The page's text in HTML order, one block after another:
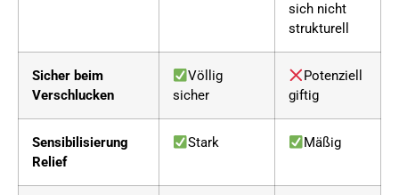
sich nicht
strukturell
Sicher beim
Verschlucken
Völlig
sicher
Potenziell
giftig
Sensibilisierung
Relief
Stark Mäßig